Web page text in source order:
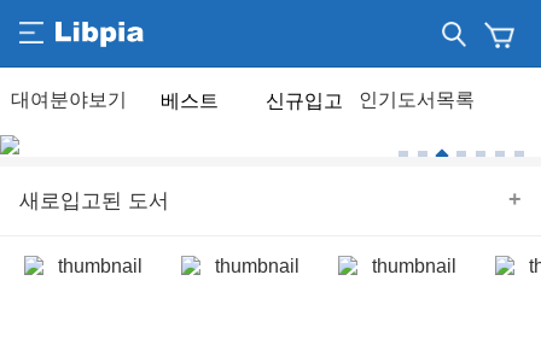
베스트 신규입고
새로입고된 도서 +